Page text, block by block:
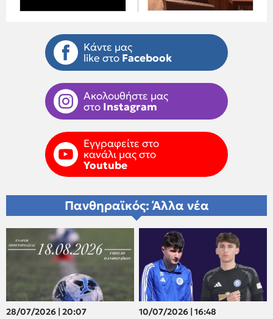
Κάντε μας
like στο Facebook
Ακολουθήστε μας
στο Instagram
Εγγραφείτε στο
κανάλι μας στο
Youtube
Πανθηραϊκός: Άλλα νέα
28/07/2026 | 20:07
10/07/2026 | 16:48